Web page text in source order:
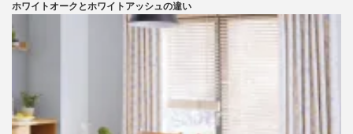
オーク
ホワイトオークとホワイトアッシュの違い